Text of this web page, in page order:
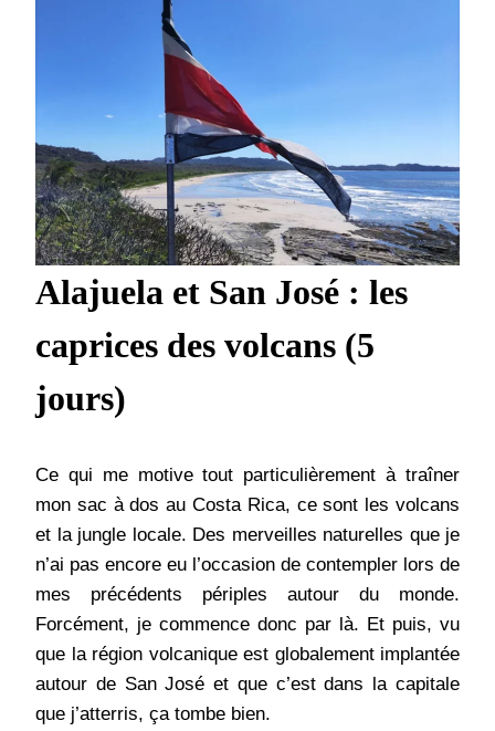
Alajuela et San José : les
caprices des volcans (5
jours)
Ce qui me motive tout particulièrement à traîner
mon sac à dos au Costa Rica, ce sont les volcans
et la jungle locale. Des merveilles naturelles que je
n’ai pas encore eu l’occasion de contempler lors de
mes précédents périples autour du monde.
Forcément, je commence donc par là. Et puis, vu
que la région volcanique est globalement implantée
autour de San José et que c’est dans la capitale
que j’atterris, ça tombe bien.